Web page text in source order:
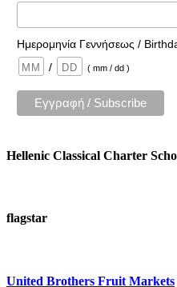
Ημερομηνία Γεννήσεως /
/
( mm / dd )
Hellenic Classical Charter
flagstar
United Brothers Fruit Markets